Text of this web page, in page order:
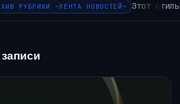
РУБРИКИ ~ЛЕНТА НОВОСТЕЙ~ Этот